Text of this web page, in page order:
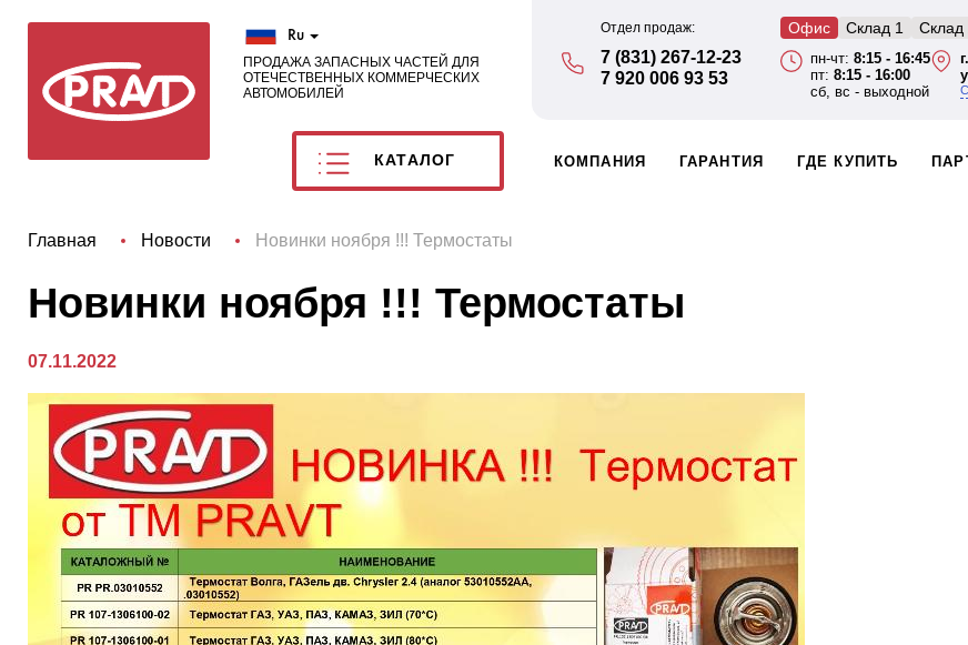
Ru
ПРОДАЖА ЗАПАСНЫХ ЧАСТЕЙ ДЛЯ
ОТЕЧЕСТВЕННЫХ КОММЕРЧЕСКИХ
АВТОМОБИЛЕЙ
КАТАЛОГ
Отдел продаж:
7 (831) 267-12-23
7 920 006 93 53
Офис Склад 1 Склад
пн-чт: 8:15 - 16:45
пт: 8:15 - 16:00
сб, вс - выходной
КОМПАНИЯ ГАРАНТИЯ ГДЕ КУПИТЬ
Главная Новости Новинки ноября !!! Термостаты
Новинки ноября !!! Термостаты
07.11.2022